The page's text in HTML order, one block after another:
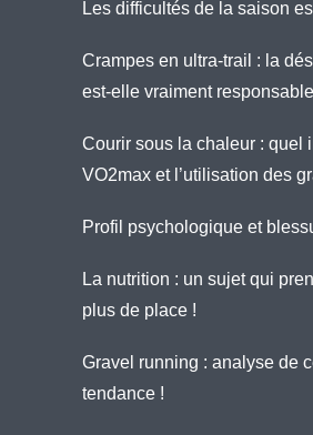
Les difficultés de la saison
Crampes en ultra-trail : la
est-elle vraiment
Courir sous la chaleur : quel
VO2max et l’utilisation des
Profil psychologique et
La nutrition : un sujet qui
plus de place !
Gravel running : analyse de
tendance !